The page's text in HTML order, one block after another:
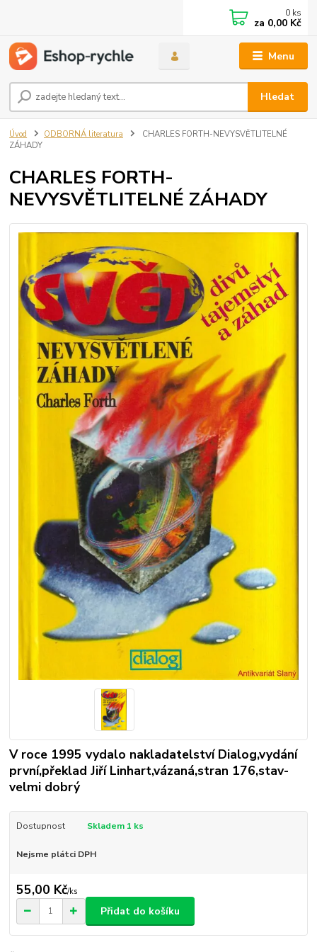
Menu
Hledat
0 ks
za 0,00 Kč
Úvod ODBORNÁ literatura
CHARLES FORTH-NEVYSVĚTLITELNÉ
ZÁHADY
CHARLES FORTH-
NEVYSVĚTLITELNÉ ZÁHADY
V roce 1995 vydalo nakladatelství Dialog,vydání
první,překlad Jiří Linhart,vázaná,stran 176,stav-
velmi dobrý
Dostupnost Skladem 1 ks
Nejsme plátci DPH
55,00 Kč/ks
Přidat do košíku